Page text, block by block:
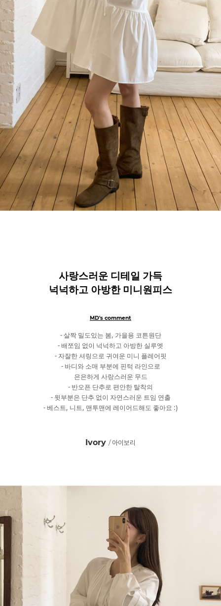
사랑스러운 디테일 가득
넉넉하고 아방한 미니원피스
MD's comment
- 살짝 밀도있는 봄, 가을용 코튼원단
- 배쪼임 없이 넉넉하고 아방한 실루엣
- 자잘한 셔링으로 귀여운 미니 플레어핏
- 바디와 소매 부분에 핀턱 라인으로
은은하게 사랑스러운 무드
- 반오픈 단추로 편안한 탈착의
- 윗부분은 단추 없이 자연스러운 트임 연출
- 베스트, 니트, 맨투맨에 레이어드해도 좋아요 :)
Ivory / 아이보리